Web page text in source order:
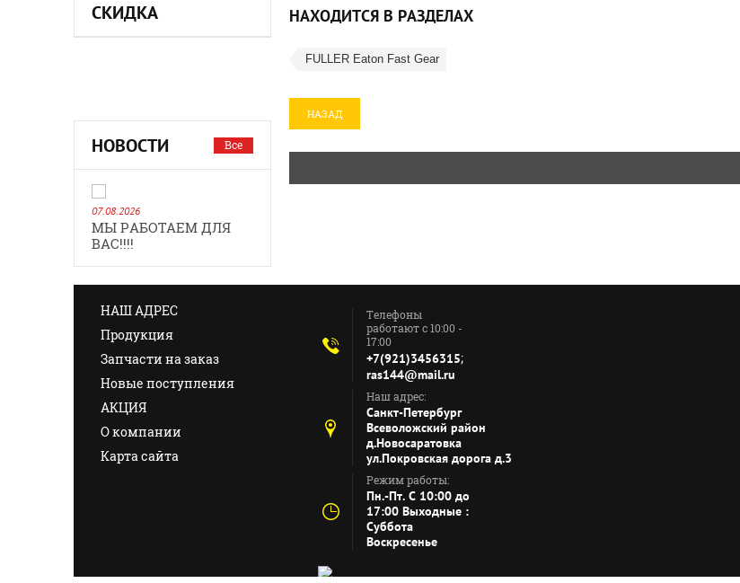
СКИДКА
НОВОСТИ Все
07.08.2026
МЫ РАБОТАЕМ ДЛЯ
ВАС!!!!
НАХОДИТСЯ В РАЗДЕЛАХ
FULLER Eaton Fast Gear
НАЗАД
НАШ АДРЕС
Продукция
Запчасти на заказ
Новые поступления
АКЦИЯ
О компании
Карта сайта
Телефоны
работают с 10:00 -
17:00
+7(921)3456315;
ras144@mail.ru
Наш адрес:
Санкт-Петербург
Всеволожский район
д.Новосаратовка
ул.Покровская дорога д.3
Режим работы:
Пн.-Пт. C 10:00 до
17:00 Выходные :
Суббота
Воскресенье